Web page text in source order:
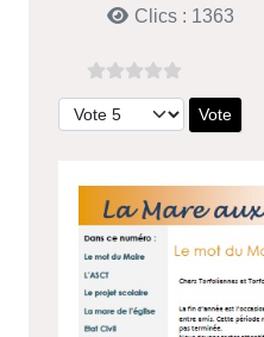
Clics : 1363
Veuillez voter